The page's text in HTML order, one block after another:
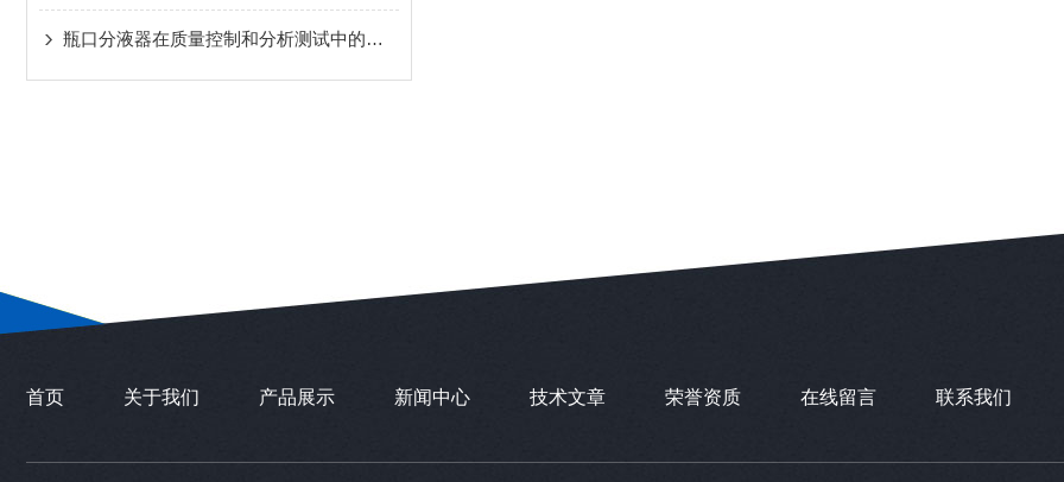
瓶口分液器在质量控制和分析测试中的关键作用
首页 关于我们 产品展示 新闻中心 技术文章 荣誉资质 在线留言 联系我们